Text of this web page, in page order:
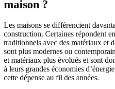
maison ?
Les maisons se différencient
construction. Certaines répondent
traditionnels avec des matériaux et
sont plus modernes ou
et matériaux plus évolués et sont
à leurs grandes économies
cette dépense au fil des années.